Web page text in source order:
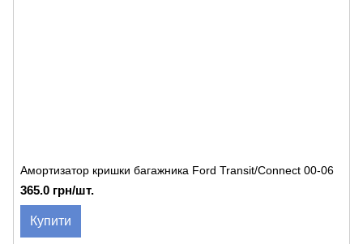
Амортизатор кришки багажника Ford Transit/Connect 00-06
365.0 грн/шт.
Купити